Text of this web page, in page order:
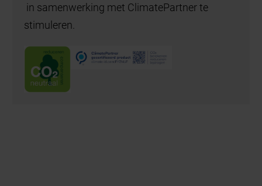
in samenwerking met ClimatePartner te
stimuleren.